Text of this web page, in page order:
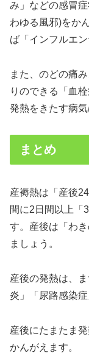
み」などの感冒
わゆる風邪)をか
ば「インフルエ
また、のどの痛
りのできる「血
発熱をきたす病気
まとめ
産褥熱は「産後
間に2日間以上「
す。産後は「わ
ましょう。
産後の発熱は、
炎」「尿路感染
産後にたまたま
かんがえます。